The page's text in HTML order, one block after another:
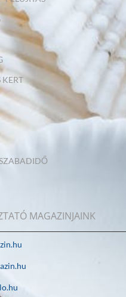
KERT
MAGAZINJAINK